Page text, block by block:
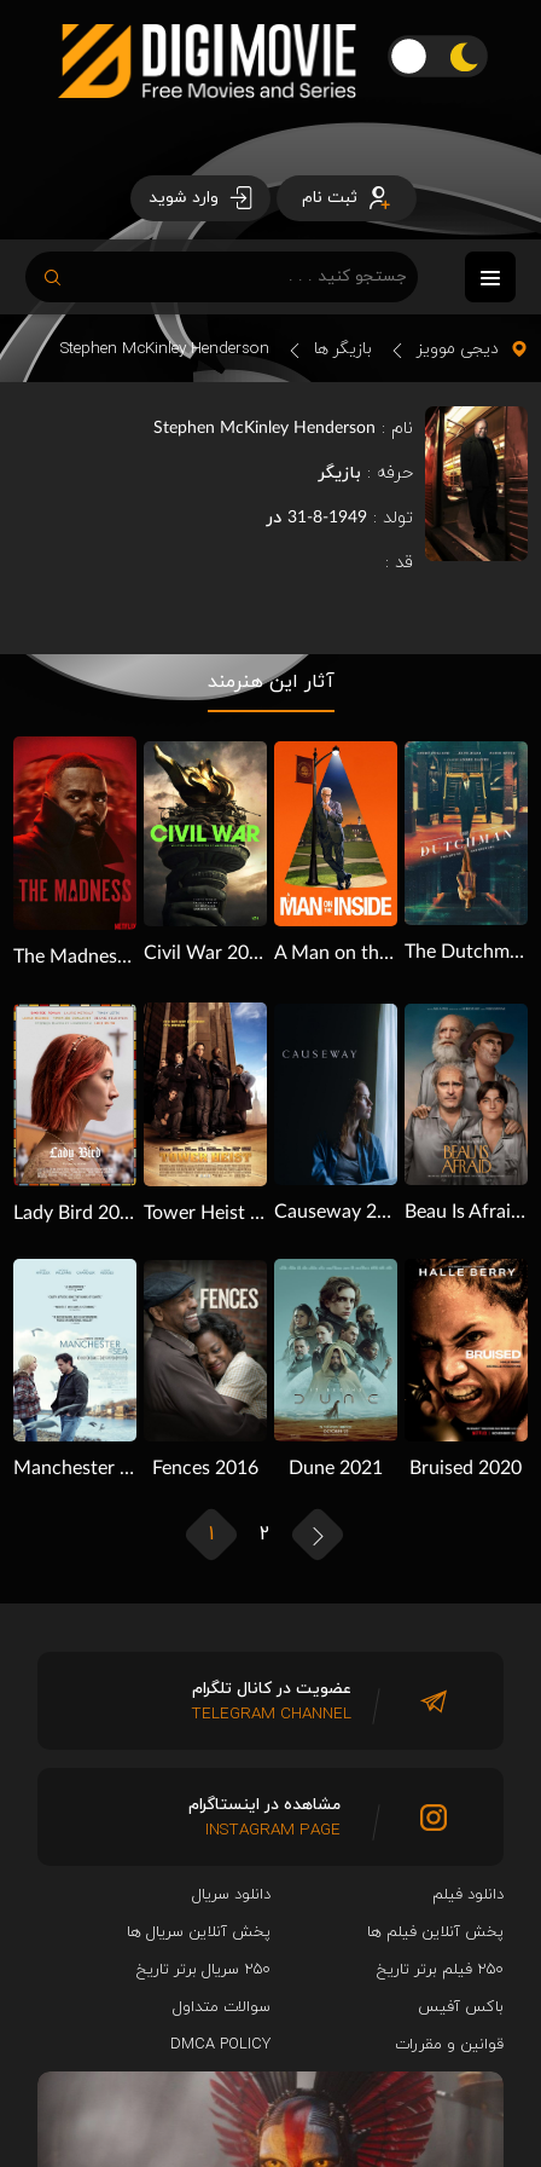
ثبت نام وارد شوید
دیجی موویز بازیگر ها Stephen McKinley Henderson
نام : Stephen McKinley Henderson
حرفه : بازیگر
تولد : 1949-8-31
در
قد :
آثار این هنرمند
Download
The Dutchman 2025
Download
A Man on the Inside 2024
Download
Civil War 2024
The Madness 2024
Download
Beau Is Afraid 2023
Download
Causeway 2022
Download
Tower Heist 2011
Lady Bird 2017
Download
Bruised 2020
Download
Dune 2021
Download
Fences 2016
Manchester by the Sea 2016
1 2
دانلود فیلم
دانلود سریال‌
پخش آنلاین فیلم ها
پخش آنلاین سریال ها
۲۵۰ فیلم برتر تاریخ
۲۵۰ سریال برتر تاریخ
باکس آفیس
سوالات متداول
قوانین و مقررات
DMCA POLICY
عضویت در کانال تلگرام
TELEGRAM CHANNEL
مشاهده در اینستاگرام
INSTAGRAM PAGE